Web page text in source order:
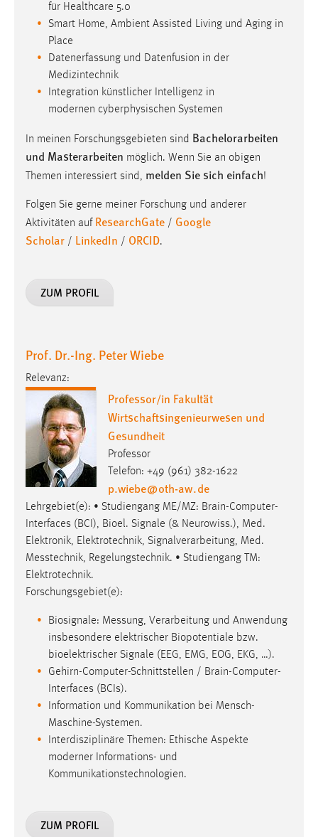
für Healthcare 5.0
Smart Home, Ambient Assisted Living und Aging in
Place
Datenerfassung und Datenfusion in der
Medizintechnik
Integration künstlicher Intelligenz in
modernen cyberphysischen Systemen
In meinen Forschungsgebieten sind Bachelorarbeiten
und Masterarbeiten möglich. Wenn Sie an obigen
Themen interessiert sind, melden Sie sich einfach!
Folgen Sie gerne meiner Forschung und anderer
Aktivitäten auf ResearchGate / Google
Scholar / LinkedIn / ORCID.
ZUM PROFIL
Prof. Dr.-Ing. Peter Wiebe
Relevanz:
Professor/in Fakultät
Wirtschaftsingenieurwesen und
Gesundheit
Professor
Telefon: +49 (961) 382-1622
p.wiebe@oth-aw.de
Lehrgebiet(e): • Studiengang ME/MZ: Brain-Computer-
Interfaces (BCI), Bioel. Signale (& Neurowiss.), Med.
Elektronik, Elektrotechnik, Signalverarbeitung, Med.
Messtechnik, Regelungstechnik. • Studiengang TM:
Elektrotechnik.
Forschungsgebiet(e):
Biosignale: Messung, Verarbeitung und Anwendung
insbesondere elektrischer Biopotentiale bzw.
bioelektrischer Signale (EEG, EMG, EOG, EKG, …).
Gehirn-Computer-Schnittstellen / Brain-Computer-
Interfaces (BCIs).
Information und Kommunikation bei Mensch-
Maschine-Systemen.
Interdisziplinäre Themen: Ethische Aspekte
moderner Informations- und
Kommunikationstechnologien.
ZUM PROFIL